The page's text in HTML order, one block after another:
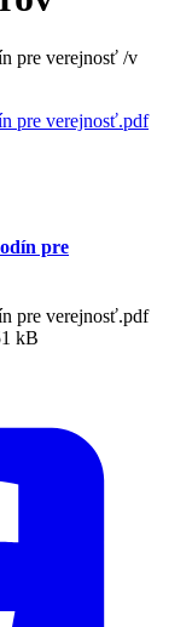
pre verejnosť /v
pre verejnosť.pdf
pre
pre verejnosť.pdf
kB